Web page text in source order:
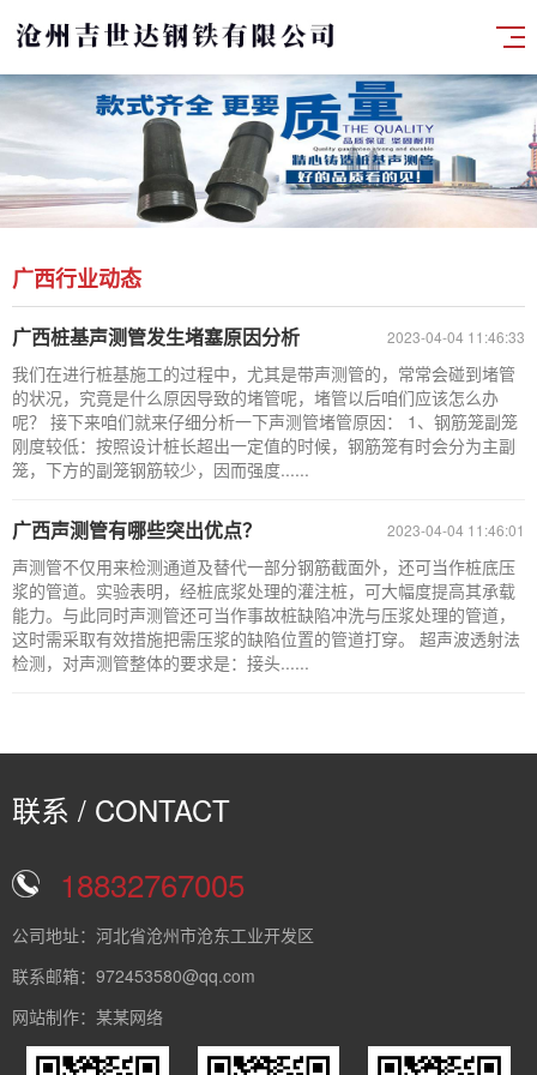
广西行业动态
2023-04-04 11:46:33
广西桩基声测管发生堵塞原因分析
我们在进行桩基施工的过程中，尤其是带声测管的，常常会碰到堵管
的状况，究竟是什么原因导致的堵管呢，堵管以后咱们应该怎么办
呢？ 接下来咱们就来仔细分析一下声测管堵管原因： 1、钢筋笼副笼
刚度较低：按照设计桩长超出一定值的时候，钢筋笼有时会分为主副
笼，下方的副笼钢筋较少，因而强度......
2023-04-04 11:46:01
广西声测管有哪些突出优点？
声测管不仅用来检测通道及替代一部分钢筋截面外，还可当作桩底压
浆的管道。实验表明，经桩底浆处理的灌注桩，可大幅度提高其承载
能力。与此同时声测管还可当作事故桩缺陷冲洗与压浆处理的管道，
这时需采取有效措施把需压浆的缺陷位置的管道打穿。 超声波透射法
检测，对声测管整体的要求是：接头......
联系 / CONTACT
18832767005
公司地址：河北省沧州市沧东工业开发区
联系邮箱：972453580@qq.com
网站制作：某某网络